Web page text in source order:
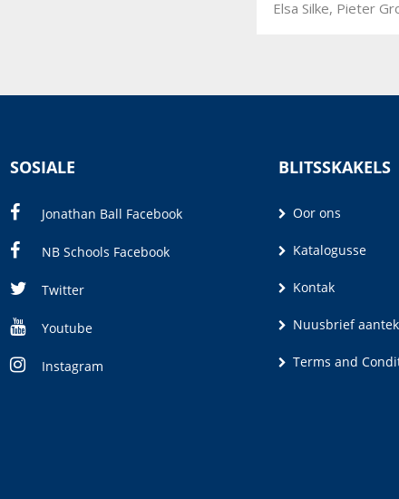
Elsa Silke, Pieter
SOSIALE
Jonathan Ball Facebook
NB Schools Facebook
Twitter
Youtube
Instagram
BLITSSKAKELS
Oor ons
Katalogusse
Kontak
Nuusbrief
Terms and